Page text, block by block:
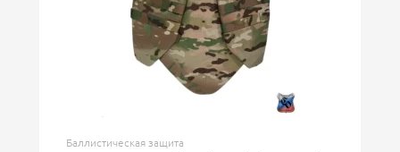
Баллистическая защита